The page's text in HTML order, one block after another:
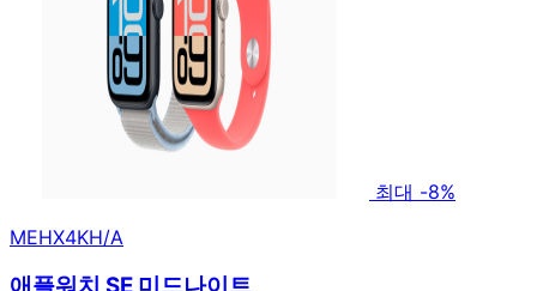
최대 -8%
MEHX4KH/A